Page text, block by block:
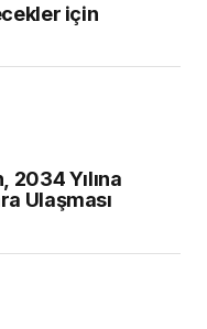
için
2034 Yılına
Ulaşması